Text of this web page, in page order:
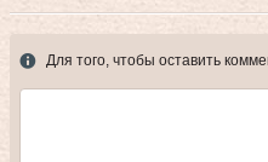
Для того, чтобы оставить